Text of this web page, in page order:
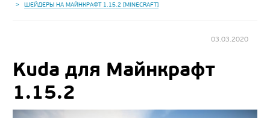
ШЕЙДЕРЫ НА МАЙНКРАФТ 1.15.2 [MINECRAFT]
03.03.2020
Kuda для Майнкрафт
1.15.2